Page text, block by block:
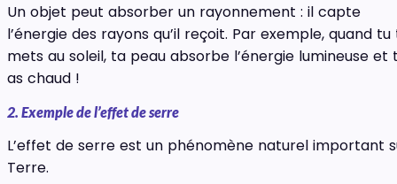
Un objet peut absorber un rayonnement : il capte
l’énergie des rayons qu’il reçoit. Par exemple, quand tu
mets au soleil, ta peau absorbe l’énergie lumineuse et
as chaud !
2. Exemple de l’effet de serre
L’effet de serre est un phénomène naturel important
Terre.